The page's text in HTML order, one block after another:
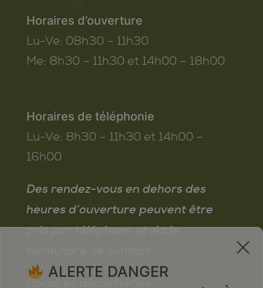
Horaires d’ouverture
Lu-Ve: 08h30 – 11h30
Me: 8h30 – 11h30 et 14h00 – 18h00
Horaires de téléphonie
Lu-Ve: 8h30 – 11h30 et 14h00 –
16h00
Des rendez-vous en dehors des
heures d’ouverture peuvent être
pris par téléphone et via le
Horaires déchetteries
x
ALERTE DANGER